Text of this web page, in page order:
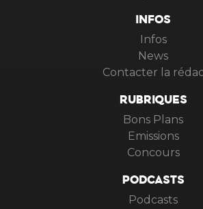
INFOS
Infos
News
Contacter la rédac
RUBRIQUES
Bons Plans
Emissions
Concours
PODCASTS
Podcasts